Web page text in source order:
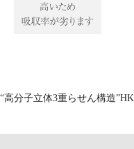
分子立体3重らせん構造”HK